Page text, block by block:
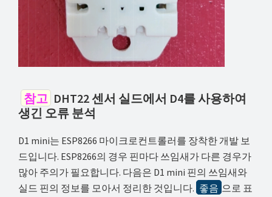
참고 DHT22 센서 실드에서 D4를 사용하여
생긴 오류 분석
D1 mini는 ESP8266 마이크로컨트롤러를 장착한 개발 보
드입니다. ESP8266의 경우 핀마다 쓰임새가 다른 경우가
많아 주의가 필요합니다. 다음은 D1 mini 핀의 쓰임새와
실드 핀의 정보를 모아서 정리한 것입니다. 좋음 으로 표